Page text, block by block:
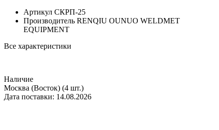
Артикул СКРП-25
Производитель RENQIU OUNUO WELDMET
EQUIPMENT
Все характеристики
Наличие
Москва (Восток) (4 шт.)
Дата поставки: 14.08.2026